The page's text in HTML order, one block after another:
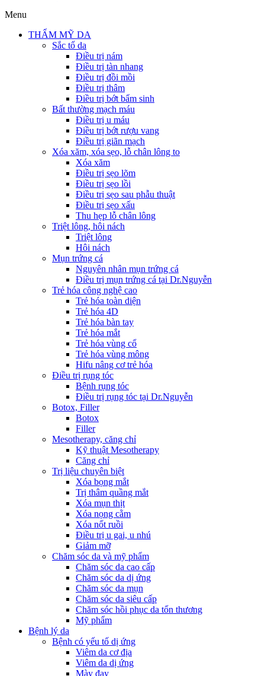
Menu
THẨM MỸ DA
Sắc tố da
Điều trị nám
Điều trị tàn nhang
Điều trị đồi mồi
Điều trị thâm
Điều trị bớt bẩm sinh
Bất thường mạch máu
Điều trị u máu
Điều trị bớt rượu vang
Điều trị giãn mạch
Xóa xăm, xóa sẹo, lỗ chân lông to
Xóa xăm
Điều trị sẹo lõm
Điều trị sẹo lồi
Điều trị sẹo sau phẫu thuật
Điều trị sẹo xấu
Thu hẹp lỗ chân lông
Triệt lông, hôi nách
Triệt lông
Hôi nách
Mụn trứng cá
Nguyên nhân mụn trứng cá
Điều trị mụn trứng cá tại Dr.Nguyễn
Trẻ hóa công nghệ cao
Trẻ hóa toàn diện
Trẻ hóa 4D
Trẻ hóa bàn tay
Trẻ hóa mắt
Trẻ hóa vùng cổ
Trẻ hóa vùng mông
Hifu nâng cơ trẻ hóa
Điều trị rụng tóc
Bệnh rụng tóc
Điều trị rụng tóc tại Dr.Nguyễn
Botox, Filler
Botox
Filler
Mesotherapy, căng chỉ
Kỹ thuật Mesotherapy
Căng chỉ
Trị liệu chuyên biệt
Xóa bọng mắt
Trị thâm quầng mắt
Xóa mụn thịt
Xóa nọng cằm
Xóa nốt ruồi
Điều trị u gai, u nhú
Giảm mỡ
Chăm sóc da và mỹ phẩm
Chăm sóc da cao cấp
Chăm sóc da dị ứng
Chăm sóc da mụn
Chăm sóc da siêu cấp
Chăm sóc hồi phục da tổn thương
Mỹ phẩm
Bệnh lý da
Bệnh có yếu tố dị ứng
Viêm da cơ địa
Viêm da dị ứng
Mày đay